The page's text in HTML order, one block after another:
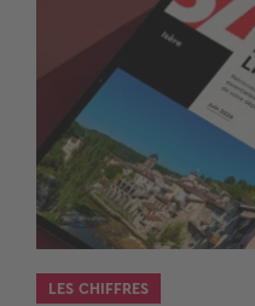
LES CHIFFRES